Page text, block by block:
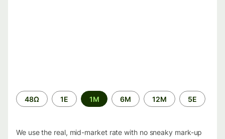
Time
period
48Ω 1Ε 1M 6M 12M 5Ε
We use the real, mid-market rate with no sneaky mark-up